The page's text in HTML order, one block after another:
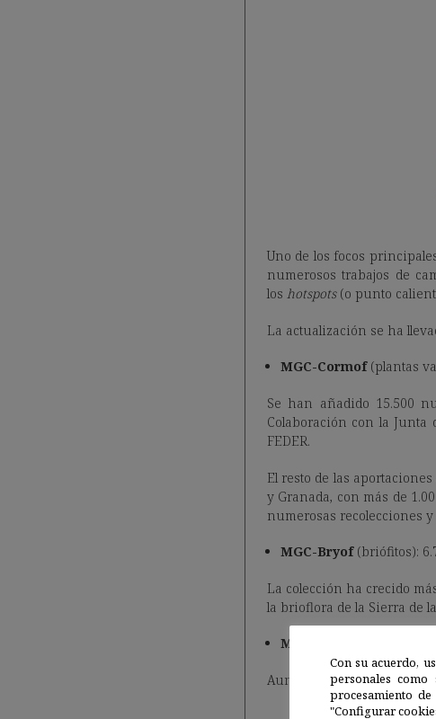
Uno de los focos
numerosos trabajos de
los hotspots(o punto
La actualización se ha
MGC-Cormof(plantas
Se han añadido 15.500
Colaboración con la Junta
FEDER.
El resto de las
y Granada, con más de
numerosas recolecciones
MGC-Bryof(briófitos):
La colección ha crecido
la brioflora de la Sierra de
MGC-PHYC
Aunque con menor
Con su acuerdo,
personales
procesamiento
"Configurar